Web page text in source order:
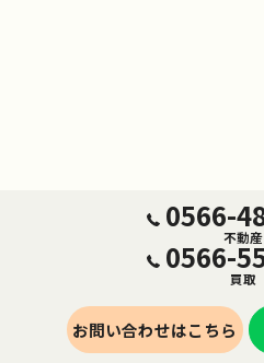
0566-
不動産
0566-
買取
お問い合わせはこちら